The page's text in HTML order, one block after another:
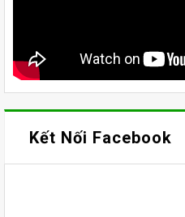
Kết Nối Facebook